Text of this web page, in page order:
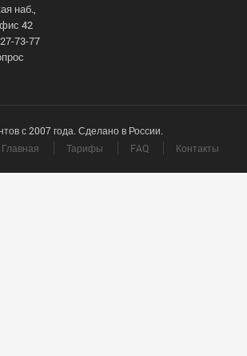
наб.,
42
73-77
с 2007 года. Сделано в России.
Главная
Тарифы FAQ Контакты